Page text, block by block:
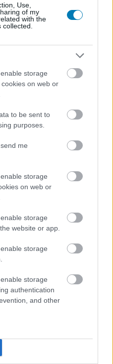
Use,
of my
with the
storage
on web or
to be sent to
purposes.
me
storage
on web or
storage
website or app.
storage
storage
authentication
and other
valakit, aki
Literature
a terhes
arra volt kíváncsi,
az érdeklődők egy
AI bottal, de
voltak felkészülve.
mikor látjátok
nektek: ez az első
reggelt azzal indítani,
generál négy számjegyű
a cikkünk alapjául